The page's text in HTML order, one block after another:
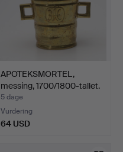
APOTEKSMORTEL,
messing, 1700/1800-tallet.
5 dage
Vurdering
64 USD